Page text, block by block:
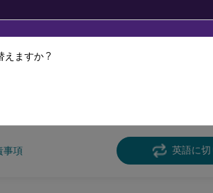
事項 英語に切
えますか ?